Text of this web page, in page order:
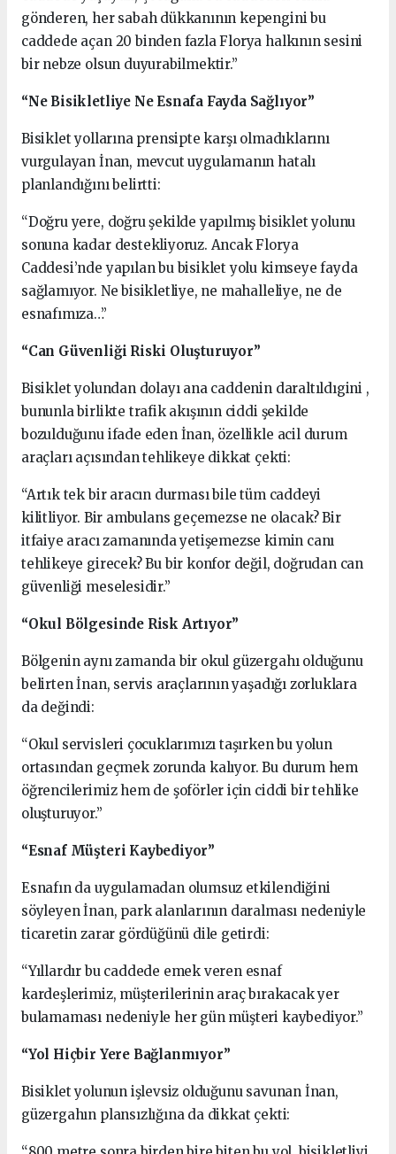
gönderen, her sabah dükkanının kepengini bu
caddede açan 20 binden fazla Florya halkının sesini
bir nebze olsun duyurabilmektir.”
“Ne Bisikletliye Ne Esnafa Fayda Sağlıyor”
Bisiklet yollarına prensipte karşı olmadıklarını
vurgulayan İnan, mevcut uygulamanın hatalı
planlandığını belirtti:
“Doğru yere, doğru şekilde yapılmış bisiklet yolunu
sonuna kadar destekliyoruz. Ancak Florya
Caddesi’nde yapılan bu bisiklet yolu kimseye fayda
sağlamıyor. Ne bisikletliye, ne mahalleliye, ne de
esnafımıza…”
“Can Güvenliği Riski Oluşturuyor”
Bisiklet yolundan dolayı ana caddenin daraltıldıgini ,
bununla birlikte trafik akışının ciddi şekilde
bozulduğunu ifade eden İnan, özellikle acil durum
araçları açısından tehlikeye dikkat çekti:
“Artık tek bir aracın durması bile tüm caddeyi
kilitliyor. Bir ambulans geçemezse ne olacak? Bir
itfaiye aracı zamanında yetişemezse kimin canı
tehlikeye girecek? Bu bir konfor değil, doğrudan can
güvenliği meselesidir.”
“Okul Bölgesinde Risk Artıyor”
Bölgenin aynı zamanda bir okul güzergahı olduğunu
belirten İnan, servis araçlarının yaşadığı zorluklara
da değindi:
“Okul servisleri çocuklarımızı taşırken bu yolun
ortasından geçmek zorunda kalıyor. Bu durum hem
öğrencilerimiz hem de şoförler için ciddi bir tehlike
oluşturuyor.”
“Esnaf Müşteri Kaybediyor”
Esnafın da uygulamadan olumsuz etkilendiğini
söyleyen İnan, park alanlarının daralması nedeniyle
ticaretin zarar gördüğünü dile getirdi:
“Yıllardır bu caddede emek veren esnaf
kardeşlerimiz, müşterilerinin araç bırakacak yer
bulamaması nedeniyle her gün müşteri kaybediyor.”
“Yol Hiçbir Yere Bağlanmıyor”
Bisiklet yolunun işlevsiz olduğunu savunan İnan,
güzergahın plansızlığına da dikkat çekti: